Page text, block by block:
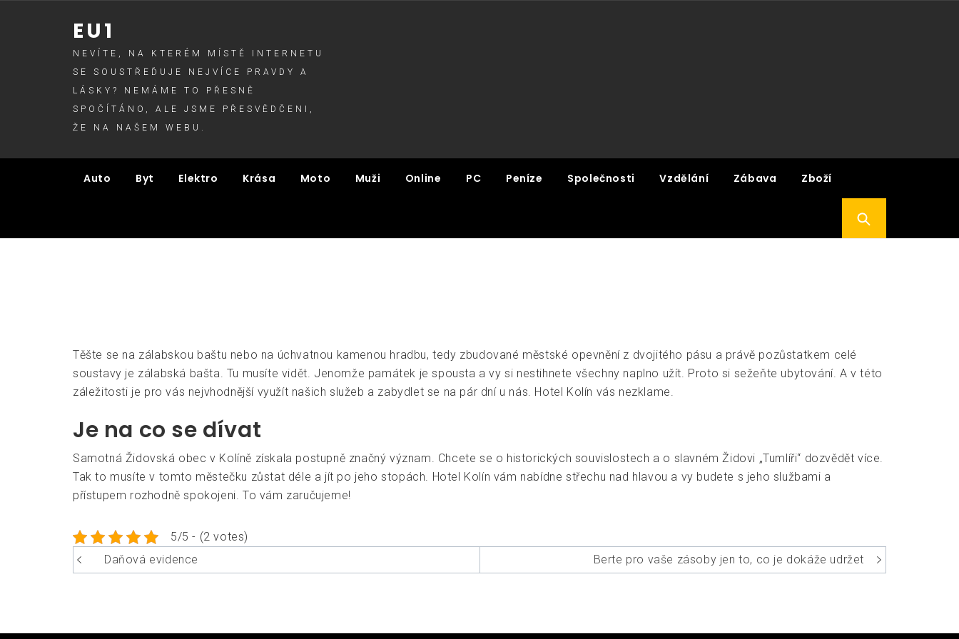
EU1
NEVÍTE, NA KTERÉM MÍSTĚ INTERNETU
SE SOUSTŘEĎUJE NEJVÍCE PRAVDY A
LÁSKY? NEMÁME TO PŘESNĚ
SPOČÍTÁNO, ALE JSME PŘESVĚDČENI,
ŽE NA NAŠEM WEBU.
Auto Byt Elektro Krása Moto Muži Online PC Peníze Společnosti Vzdělání Zábava Zboží
Těšte se na zálabskou baštu nebo na úchvatnou kamenou hradbu, tedy zbudované městské opevnění z dvojitého pásu a právě pozůstatkem celé
soustavy je zálabská bašta. Tu musíte vidět. Jenomže památek je spousta a vy si nestihnete všechny naplno užít. Proto si sežeňte ubytování. A v této
záležitosti je pro vás nejvhodnější využít našich služeb a zabydlet se na pár dní u nás. Hotel Kolín vás nezklame.
Je na co se dívat
Samotná Židovská obec v Kolíně získala postupně značný význam. Chcete se o historických souvislostech a o slavném Židovi „Tumlíři“ dozvědět více.
Tak to musíte v tomto městečku zůstat déle a jít po jeho stopách. Hotel Kolín vám nabídne střechu nad hlavou a vy budete s jeho službami a
přístupem rozhodně spokojeni. To vám zaručujeme!
5/5 - (2 votes)
Navigace
pro
Daňová evidence Berte pro vaše zásoby jen to, co je dokáže udržet